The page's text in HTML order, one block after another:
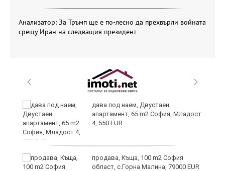
Анализатор: За Тръмп ще е по-лесно да прехвърли войната
срещу Иран на следващия президент
дава под наем, Двустаен
апартамент, 65 m2 София, Младост
4, 550 EUR
продава, Къща, 100 m2 София
област, с.Горна Малина, 79000 EUR